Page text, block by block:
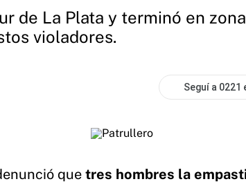
de La Plata y terminó en
violadores.
Seguí a 0221
que tres hombres la